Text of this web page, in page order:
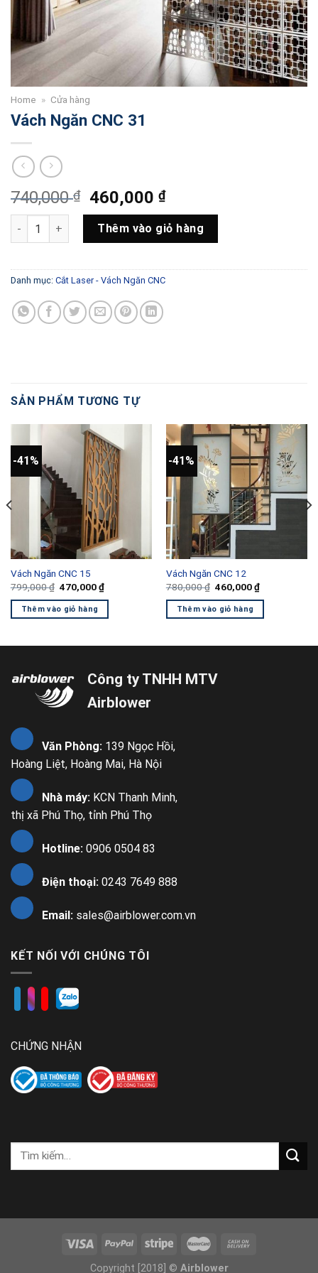
Home » Cửa hàng
Vách Ngăn CNC 31
740,000₫
Giá
gốc
là:
740,000 ₫.
460,000₫Giá
hiện
tại
là:
460,000 ₫.
Vách Ngăn CNC 31 số lượngThêm vào giỏ hàng
Danh mục: Cắt Laser - Vách Ngăn CNC
SẢN PHẨM TƯƠNG TỰ
-41%
Vách Ngăn CNC 15
799,000₫ Giá
là:
799,000 ₫.
470,000₫Giá
hiện
tại
Thêm vào giỏ hàng
-41%
Vách Ngăn CNC 12
780,000₫ Giá
là:
780,000 ₫.
460,000₫Giá
hiện
tại
Thêm vào giỏ hàng
Công ty TNHH MTV
Airblower
Văn Phòng: 139 Ngọc Hồi,
Hoàng Liệt, Hoàng Mai, Hà Nội
Nhà máy: KCN Thanh Minh,
thị xã Phú Thọ, tỉnh Phú Thọ
Hotline: 0906 0504 83
Điện thoại: 0243 7649 888
Email: sales@airblower.com.vn
KẾT NỐI VỚI CHÚNG TÔI
CHỨNG NHẬN
Copyright [2018] © Airblower